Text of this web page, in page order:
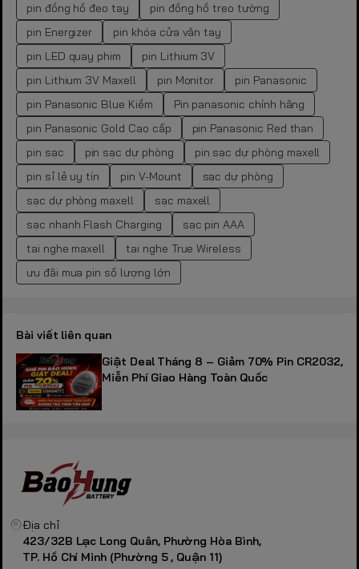
pin đồng hồ đeo tay
pin đồng hồ treo tường
pin Energizer
pin khóa cửa vân tay
pin LED quay phim
pin Lithium 3V
pin Lithium 3V Maxell
pin Monitor
pin Panasonic
pin Panasonic Blue Kiềm
Pin panasonic chính hãng
pin Panasonic Gold Cao cấp
pin Panasonic Red than
pin sạc
pin sạc dự phòng
pin sạc dự phòng maxell
pin sỉ lẻ uy tín
pin V-Mount
sạc dự phòng
sạc dự phòng maxell
sạc maxell
sạc nhanh Flash Charging
sạc pin AAA
tai nghe maxell
tai nghe True Wireless
ưu đãi mua pin số lượng lớn
Bài viết liên quan
Giật Deal Tháng 8 – Giảm 70% Pin CR2032,
Miễn Phí Giao Hàng Toàn Quốc
Địa chỉ
423/32B Lạc Long Quân, Phường Hòa Bình,
TP. Hồ Chí Minh (Phường 5 , Quận 11)